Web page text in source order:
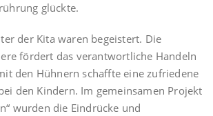
glückte.
der Kita waren begeistert. Die
fördert das verantwortliche Handeln
den Hühnern schaffte eine zufriedene
den Kindern. Im gemeinsamen Projekt
wurden die Eindrücke und